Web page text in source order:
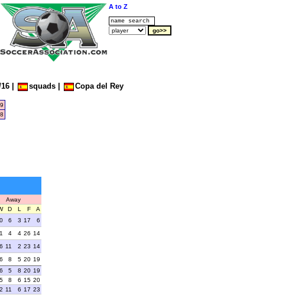
A to Z
squads Copa del Rey
Away
D L F
A
6 3 17
6
4 4 26 14
6 11 2 23 14
6 8 5 20 19
6 5 8 20 19
5 8 6 15 20
2 11 6 17 23